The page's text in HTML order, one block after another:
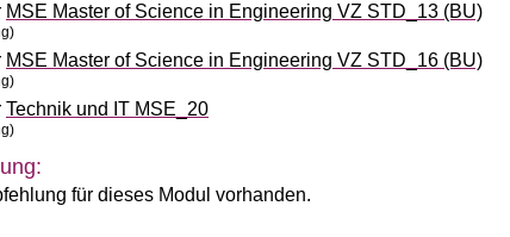
MSE Master of Science in Engineering VZ STD_13 (BU)
MSE Master of Science in Engineering VZ STD_16 (BU)
Technik und IT MSE_20
für dieses Modul vorhanden.